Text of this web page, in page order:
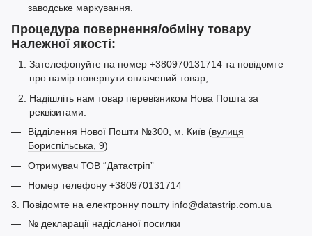
заводське маркування.
Процедура повернення/обміну товару
Належної якості:
Зателефонуйте на номер +380970131714 та повідомте
про намір повернути оплачений товар;
Надішліть нам товар перевізником Нова Пошта за
реквізитами:
Відділення Нової Пошти №300, м. Київ (вулиця
Бориспільська, 9)
Отримувач ТОВ “Датастріп”
Номер телефону +380970131714
3. Повідомте на електронну пошту info@datastrip.com.ua
№ декларації надісланої посилки